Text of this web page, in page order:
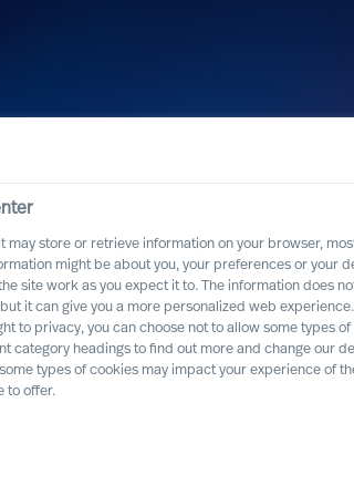
may store or retrieve information on your browser,
might be about you, your preferences or your
site work as you expect it to. The information does
it can give you a more personalized web experience.
to privacy, you can choose not to allow some types of
category headings to find out more and change our
types of cookies may impact your experience of
to offer.